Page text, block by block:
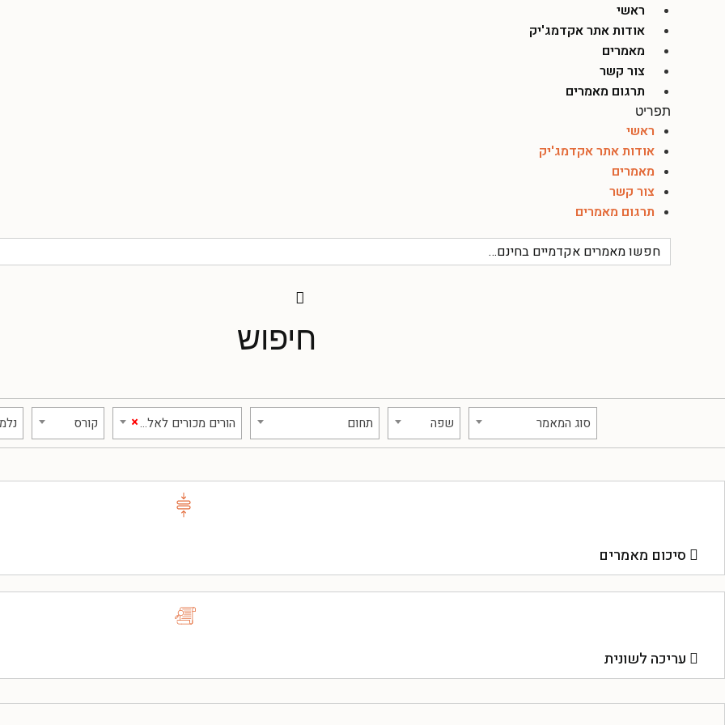
ראשי
אודות אתר אקדמג'יק
מאמרים
צור קשר
תרגום מאמרים
תפריט
ראשי
אודות אתר אקדמג'יק
מאמרים
צור קשר
תרגום מאמרים
חיפוש
סוג המאמר שפה תחום ×הורים מכורים לאלכוהול וסמים קורס
סיכום מאמרים
עריכה לשונית